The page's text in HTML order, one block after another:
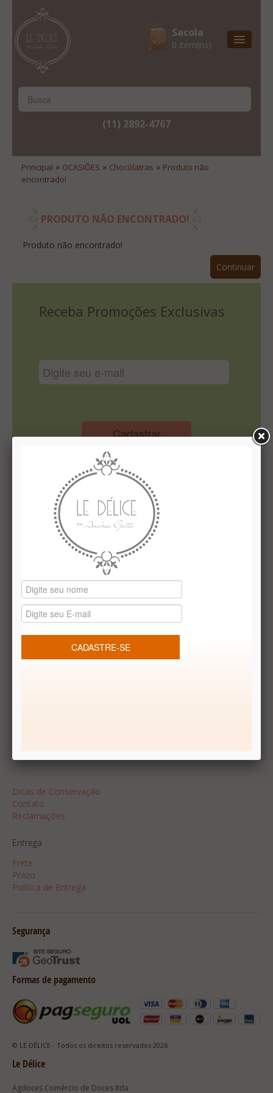
Sacola
0 item(ns)
Natal & 2017
Lista De Desejos
Minha Conta
(11) 2892-4767
Principal » OCASIÕES » Chocólatras » Produto não
encontrado!
PRODUTO NÃO ENCONTRADO!
Produto não encontrado!
Continuar
Receba Promoções Exclusivas
Cadastrar
Institucional
Quem Somos
Le Délice Atelier
Lista de comparação
Vale presentes
Produtos temáticos
REDES SOCIAIS
Dicas de Conservação
Contato
Reclamações
Entrega
Frete
Prazo
Política de Entrega
Segurança
Formas de pagamento
© LE DÉLICE - Todos os direitos reservados 2026
Le Délice
Agdoces Comércio de Doces ltda